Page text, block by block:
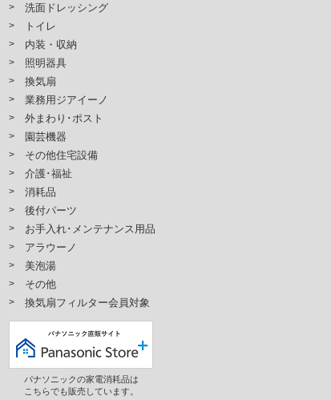
洗面ドレッシング
トイレ
内装・収納
照明器具
換気扇
業務用ジアイーノ
外まわり･ポスト
園芸機器
その他住宅設備
介護･福祉
消耗品
後付パーツ
お手入れ･メンテナンス用品
アラウーノ
美泡湯
その他
換気扇フィルター会員対象
パナソニックの家電消耗品は
こちらでも販売しています。